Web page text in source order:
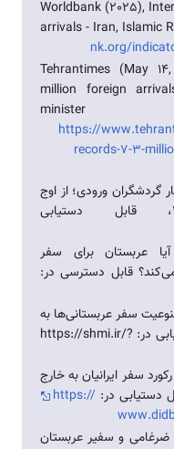
Worldbank (2025),
arrivals - Iran, Islamic
nk.org/
Tehrantimes (May
million foreign
https://
records-7-3-
(۱۰ آبان ۱۴۰۴)، آمار گردشگران ورودی؛ از اوج
۱۴۰۳ تا افت ۱۴۰۴، قابل دستیابی
(شهریور ۱۳۹۸)، آیا عربستان برای سفر
قابل دسترسی در:
(۲۴ مهر ۱۴۰۰)، ممنوعیت سفر عربستانی‌ها به
ایران برداشته می‌شود؟، قابل دستیابی در: https://shmi.ir/?
ایران (: ۰۵ دی ۱۴۰۳)، رکورد سفر ایرانیان به خارج
https://
در دیدار ضرغامی و سفیر عربستان